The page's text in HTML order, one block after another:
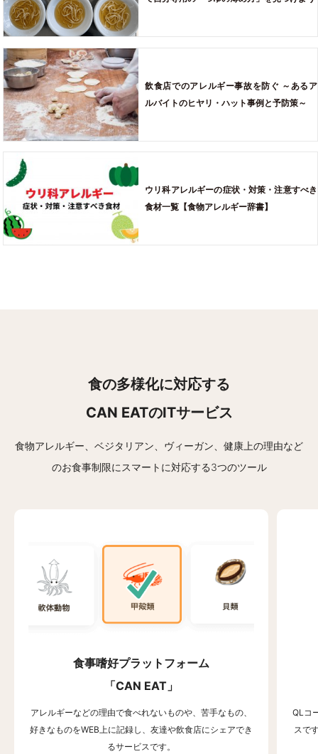
飲食店でのアレルギー事故を防ぐ ～あるア
ルバイトのヒヤリ・ハット事例と予防策～
ウリ科アレルギーの症状・対策・注意すべき
食材一覧【食物アレルギー辞書】
食の多様化に対応する
CAN EATのITサービス
食物アレルギー、ベジタリアン、ヴィーガン、健康上の理由など
のお食事制限にスマートに対応する3つのツール
食事嗜好プラットフォーム
「CAN EAT」
アレルギーなどの理由で食べれないものや、苦手なもの、
好きなものをWEB上に記録し、友達や飲食店にシェアでき
るサービスです。
QLコ
スで